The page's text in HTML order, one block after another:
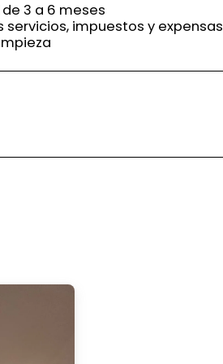
3 a 6 meses
impuestos y expensas